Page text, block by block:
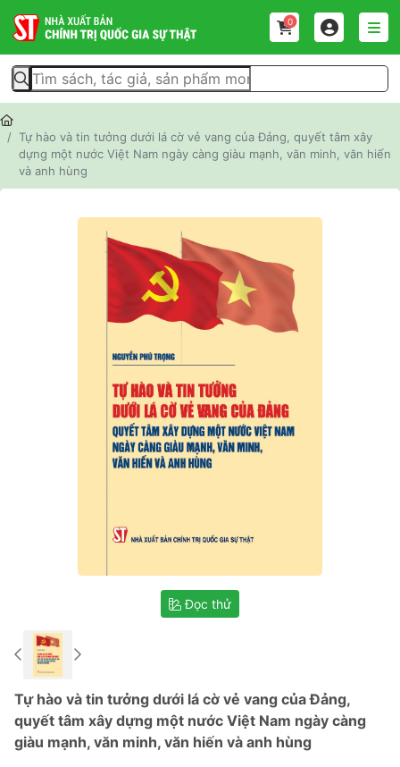
0
Tự hào và tin tưởng dưới lá cờ vẻ vang của Đảng, quyết tâm xây
dựng một nước Việt Nam ngày càng giàu mạnh, văn minh, văn hiến
và anh hùng
Đọc thử
Tự hào và tin tưởng dưới lá cờ vẻ vang của Đảng,
quyết tâm xây dựng một nước Việt Nam ngày càng
giàu mạnh, văn minh, văn hiến và anh hùng